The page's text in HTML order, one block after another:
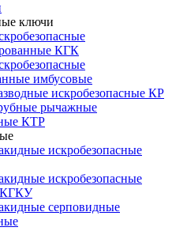
ключи
КГК
имбусовые
искробезопасные КР
рычажные
КТР
искробезопасные
искробезопасные
КГКУ
серповидные